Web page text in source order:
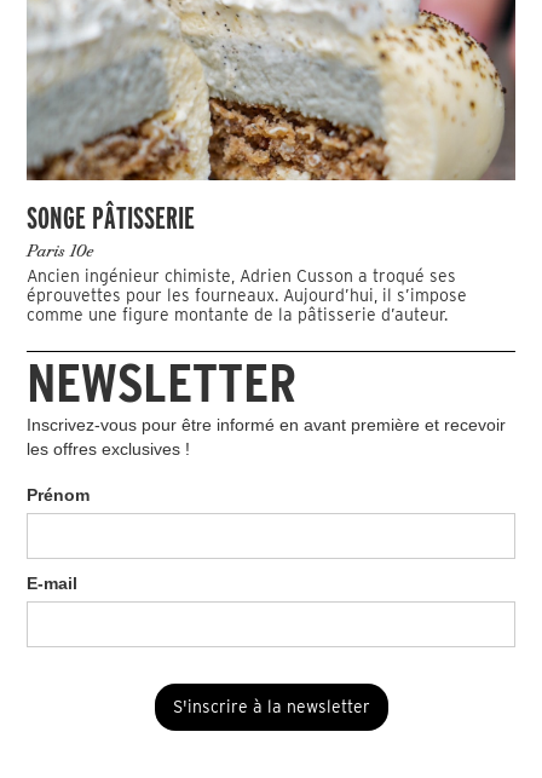
SONGE PÂTISSERIE
Paris 10e
Ancien ingénieur chimiste, Adrien Cusson a troqué ses
éprouvettes pour les fourneaux. Aujourd’hui, il s’impose
comme une figure montante de la pâtisserie d’auteur.
NEWSLETTER
Inscrivez-vous pour être informé en avant première et recevoir
les offres exclusives !
Prénom
E-mail